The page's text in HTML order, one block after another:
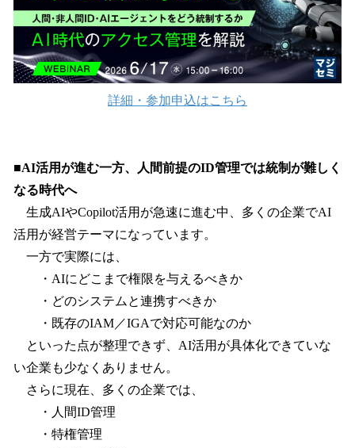
み
中
で
す
詳細・参加申込はこちら
■AI活用が進む一方、人間前提のID管理では統制が難しく
なる時代へ
生成AIやCopilot活用が急速に進む中、多くの企業でAI
活用が経営テーマになっています。
一方で実際には、
・AIにどこまで権限を与えるべきか
・どのシステムと連携すべきか
・既存のIAM／IGAで対応可能なのか
といった点が整理できず、AI活用が具体化できていな
い企業も少なくありません。
さらに現在、多くの企業では、
・人間ID管理
・特権管理